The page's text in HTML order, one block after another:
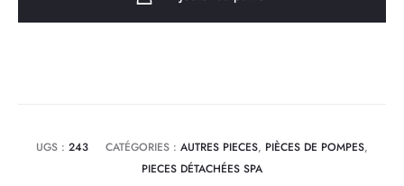
UGS : 243 CATÉGORIES : AUTRES PIECES, PIÈCES DE POMPES,
PIECES DÉTACHÉES SPA